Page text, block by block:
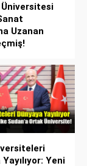
Uzanan
Yeni